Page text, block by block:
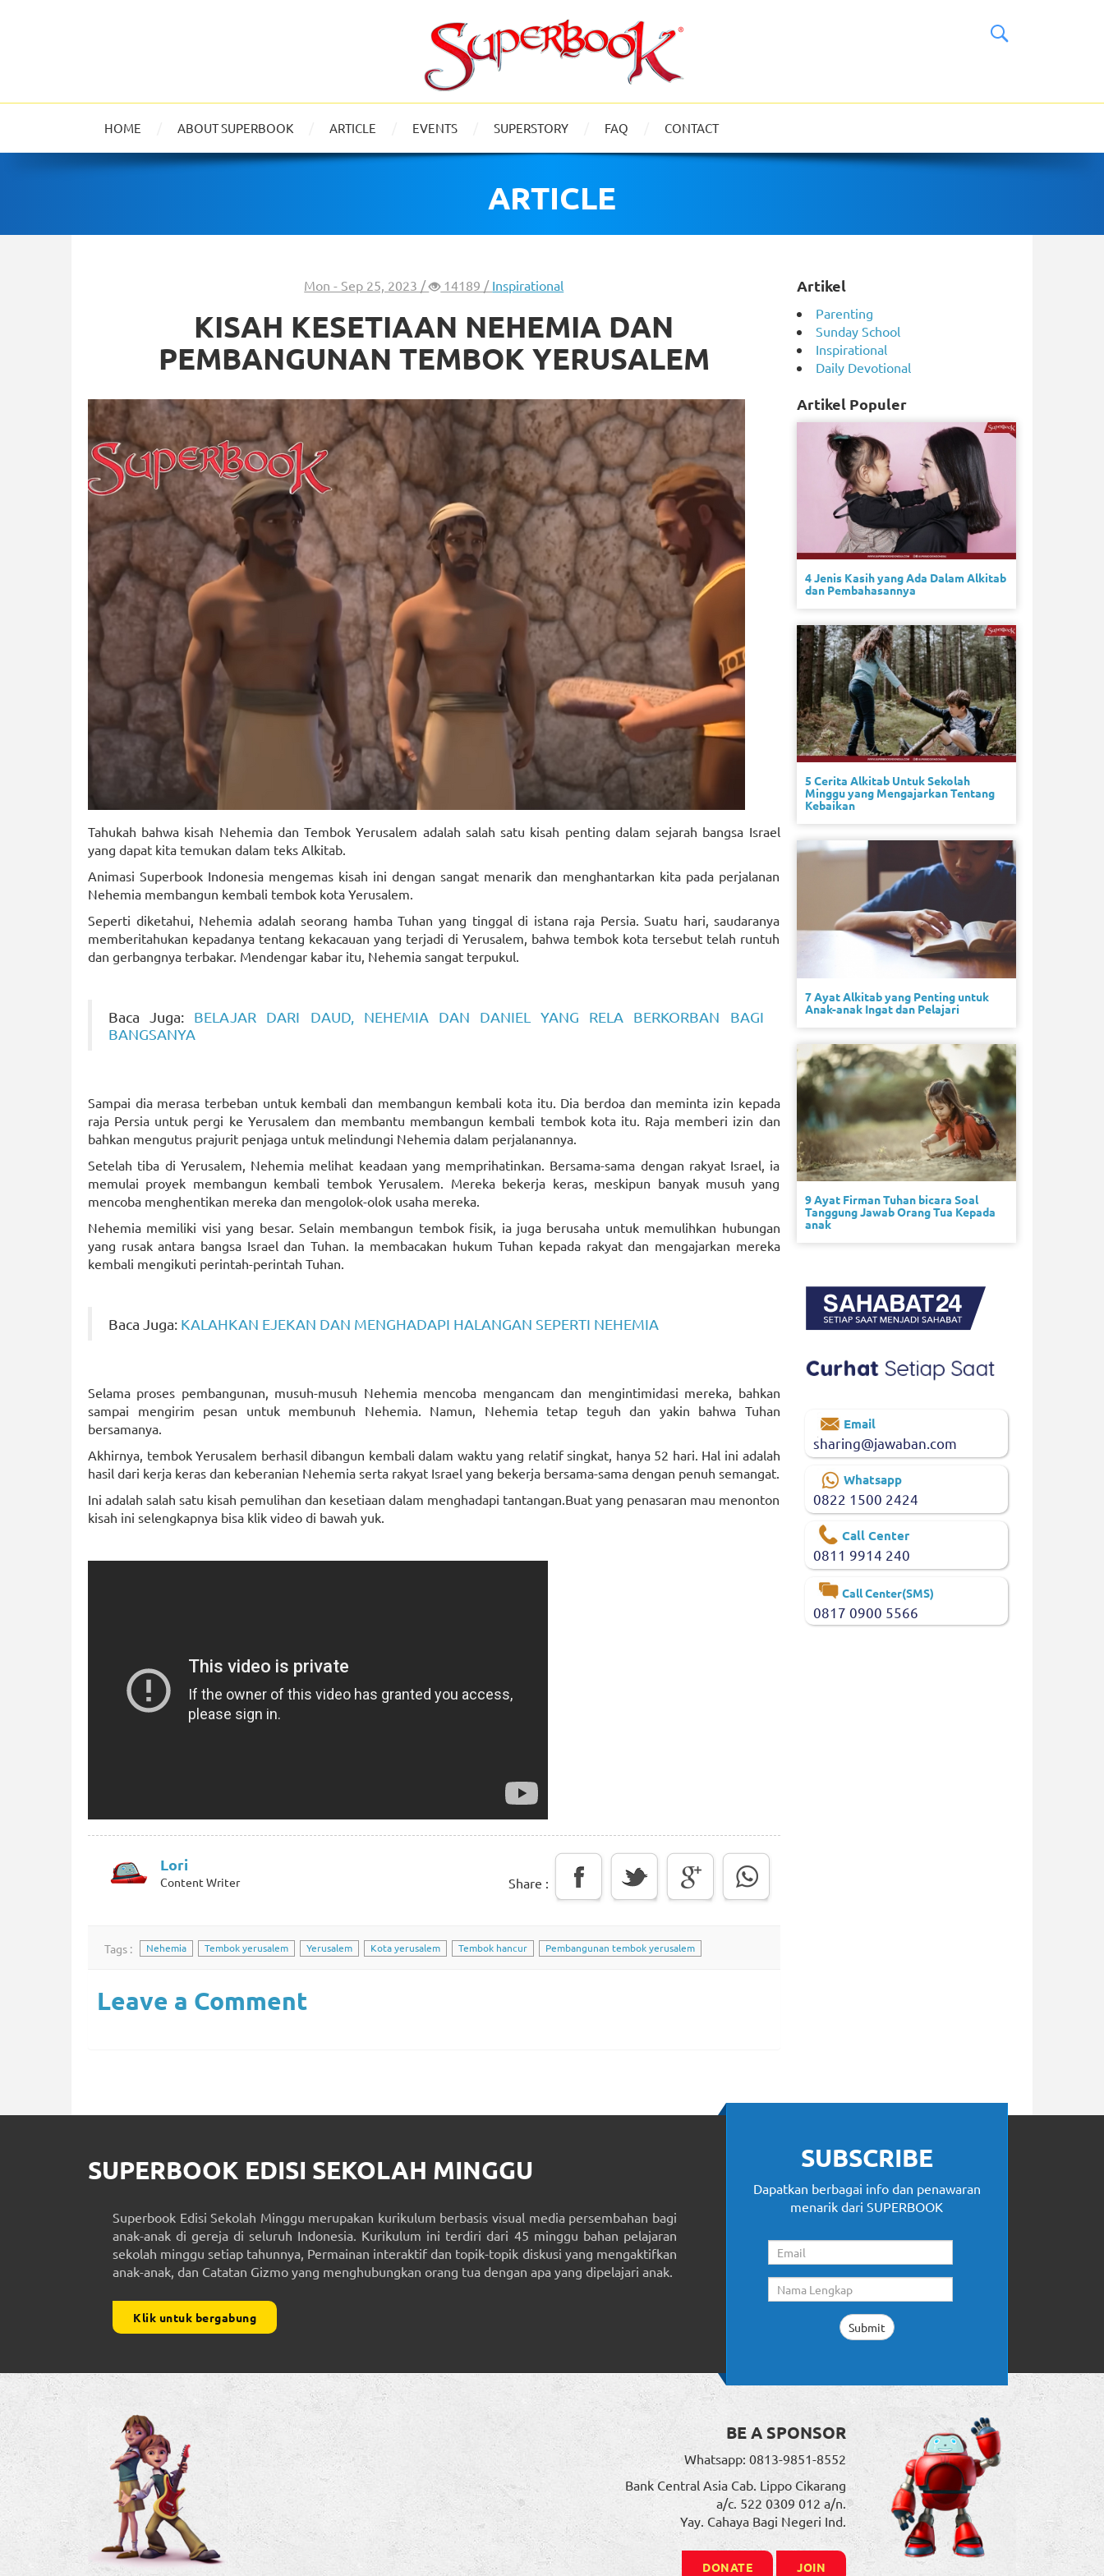
HOME ABOUT SUPERBOOK ARTICLE EVENTS SUPERSTORY FAQ CONTACT
ARTICLE
Mon - Sep 25, 2023 / 14189 / Inspirational
KISAH KESETIAAN NEHEMIA DAN
PEMBANGUNAN TEMBOK YERUSALEM
Tahukah bahwa kisah Nehemia dan Tembok Yerusalem adalah salah satu kisah penting dalam sejarah bangsa Israel
yang dapat kita temukan dalam teks Alkitab.
Animasi Superbook Indonesia mengemas kisah ini dengan sangat menarik dan menghantarkan kita pada perjalanan
Nehemia membangun kembali tembok kota Yerusalem.
Seperti diketahui, Nehemia adalah seorang hamba Tuhan yang tinggal di istana raja Persia. Suatu hari, saudaranya
memberitahukan kepadanya tentang kekacauan yang terjadi di Yerusalem, bahwa tembok kota tersebut telah runtuh
dan gerbangnya terbakar. Mendengar kabar itu, Nehemia sangat terpukul.
Baca Juga: BELAJAR DARI DAUD, NEHEMIA DAN DANIEL YANG RELA BERKORBAN BAGI
BANGSANYA
Sampai dia merasa terbeban untuk kembali dan membangun kembali kota itu. Dia berdoa dan meminta izin kepada
raja Persia untuk pergi ke Yerusalem dan membantu membangun kembali tembok kota itu. Raja memberi izin dan
bahkan mengutus prajurit penjaga untuk melindungi Nehemia dalam perjalanannya.
Setelah tiba di Yerusalem, Nehemia melihat keadaan yang memprihatinkan. Bersama-sama dengan rakyat Israel, ia
memulai proyek membangun kembali tembok Yerusalem. Mereka bekerja keras, meskipun banyak musuh yang
mencoba menghentikan mereka dan mengolok-olok usaha mereka.
Nehemia memiliki visi yang besar. Selain membangun tembok fisik, ia juga berusaha untuk memulihkan hubungan
yang rusak antara bangsa Israel dan Tuhan. Ia membacakan hukum Tuhan kepada rakyat dan mengajarkan mereka
kembali mengikuti perintah-perintah Tuhan.
Baca Juga: KALAHKAN EJEKAN DAN MENGHADAPI HALANGAN SEPERTI NEHEMIA
Selama proses pembangunan, musuh-musuh Nehemia mencoba mengancam dan mengintimidasi mereka, bahkan
sampai mengirim pesan untuk membunuh Nehemia. Namun, Nehemia tetap teguh dan yakin bahwa Tuhan
bersamanya.
Akhirnya, tembok Yerusalem berhasil dibangun kembali dalam waktu yang relatif singkat, hanya 52 hari. Hal ini adalah
hasil dari kerja keras dan keberanian Nehemia serta rakyat Israel yang bekerja bersama-sama dengan penuh semangat.
Ini adalah salah satu kisah pemulihan dan kesetiaan dalam menghadapi tantangan.Buat yang penasaran mau menonton
kisah ini selengkapnya bisa klik video di bawah yuk.
Lori
Content Writer Share :
Tags : Nehemia Tembok yerusalem Yerusalem Kota yerusalem Tembok hancur Pembangunan tembok yerusalem
Leave a Comment
Artikel
Parenting
Sunday School
Inspirational
Daily Devotional
Artikel Populer
4 Jenis Kasih yang Ada Dalam Alkitab
dan Pembahasannya
5 Cerita Alkitab Untuk Sekolah
Minggu yang Mengajarkan Tentang
Kebaikan
7 Ayat Alkitab yang Penting untuk
Anak-anak Ingat dan Pelajari
9 Ayat Firman Tuhan bicara Soal
Tanggung Jawab Orang Tua Kepada
anak
Email
sharing@jawaban.com
Whatsapp
0822 1500 2424
Call Center
0811 9914 240
Call Center(SMS)
0817 0900 5566
SUPERBOOK EDISI SEKOLAH MINGGU
Superbook Edisi Sekolah Minggu merupakan kurikulum berbasis visual media persembahan bagi
anak-anak di gereja di seluruh Indonesia. Kurikulum ini terdiri dari 45 minggu bahan pelajaran
sekolah minggu setiap tahunnya, Permainan interaktif dan topik-topik diskusi yang mengaktifkan
anak-anak, dan Catatan Gizmo yang menghubungkan orang tua dengan apa yang dipelajari anak.
Klik untuk bergabung
SUBSCRIBE
Dapatkan berbagai info dan penawaran
menarik dari SUPERBOOK
BE A SPONSOR
Whatsapp: 0813-9851-8552
Bank Central Asia Cab. Lippo Cikarang
a/c. 522 0309 012 a/n.
Yay. Cahaya Bagi Negeri Ind.
DONATE JOIN